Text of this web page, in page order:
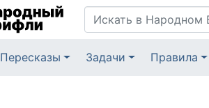
Пересказы Задачи Правила